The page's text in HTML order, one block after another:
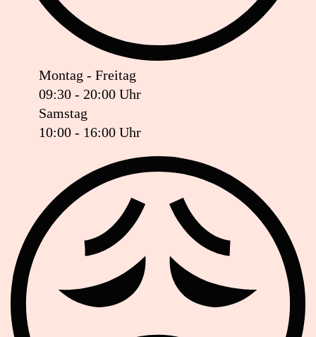
Montag - Freitag
09:30 - 20:00 Uhr
Samstag
10:00 - 16:00 Uhr
Ist das Geschäft jetzt geöffnet oder geschlossen?